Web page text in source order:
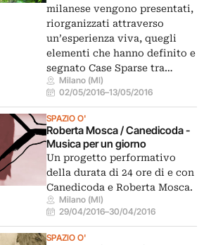
milanese vengono presentati,
riorganizzati attraverso
un’esperienza viva, quegli
elementi che hanno definito e
segnato Case Sparse tra…
Milano (MI)
02/05/2016–13/05/2016
SPAZIO O'
Roberta Mosca / Canedicoda -
Musica per un giorno
Un progetto performativo
della durata di 24 ore di e con
Canedicoda e Roberta Mosca.
Milano (MI)
29/04/2016–30/04/2016
SPAZIO O'